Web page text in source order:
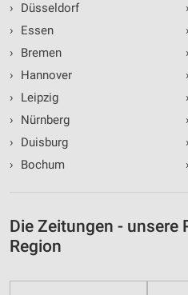
›
Düsseldorf
›
Essen
›
Bremen
›
Hannover
›
Leipzig
›
Nürnberg
›
Duisburg
›
Bochum
›
›
›
›
›
›
›
›
Die Zeitungen - unsere
Region